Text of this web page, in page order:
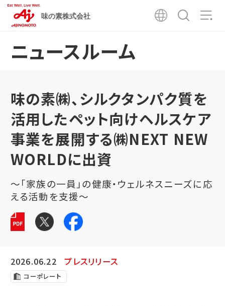
味の素株式会社
ニュースルーム
味の素㈱、シルクタンパク質を
活用したペット向けヘルスケア
事業を展開する㈱NEXT NEW
WORLDに出資
～「家族の一員」の健康・ウェルネスニーズに応
える活動を支援～
2026.06.22 プレスリリース
コーポレート